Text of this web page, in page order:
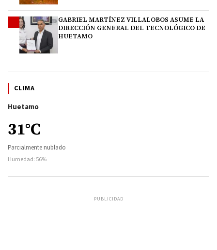
GABRIEL MARTÍNEZ VILLALOBOS ASUME LA
DIRECCIÓN GENERAL DEL TECNOLÓGICO DE
HUETAMO
CLIMA
Huetamo
31°C
Parcialmente nublado
Humedad: 56%
PUBLICIDAD